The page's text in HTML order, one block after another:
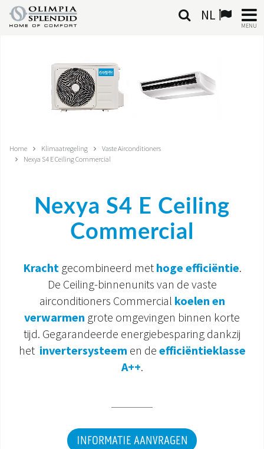
NL
MENU
KLIMAATREGELING
LUCHTBEHANDELING
GEÏNTEGREERDE SYSTEMEN
DOCUMENTATIE PRODUCTEN
Home Klimaatregeling
Vaste Airconditioners
Nexya S4 E Ceiling Commercial
Nexya S4 E Ceiling
Commercial
Krachtgecombineerd met hoge efficiëntie.
De Ceiling-binnenunits van de vaste
airconditioners Commercial koelen en
verwarmen grote omgevingen binnen korte
tijd. Gegarandeerde energiebesparing dankzij
het invertersysteem en de efficiëntieklasse
A++.
INFORMATIE AANVRAGEN